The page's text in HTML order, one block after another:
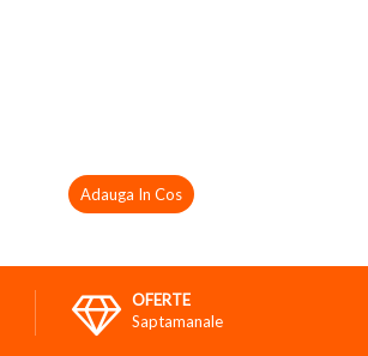
Adauga In Cos
OFERTE
Saptamanale